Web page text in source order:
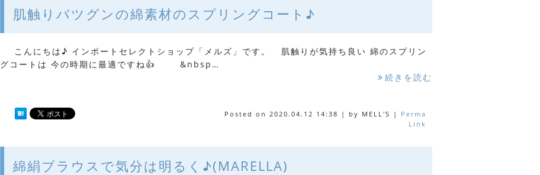
肌触りバツグンの綿素材のスプリングコート♪
こんにちは♪ インポートセレクトショップ「メルズ」です。 肌触りが気持ち良い 綿のスプリン
グコートは 今の時期に最適ですね👍 &nbsp…
続きを読む
Posted on 2020.04.12 14:38 | by MELL'S | Perma
Link
綿絹ブラウスで気分は明るく♪(MARELLA)